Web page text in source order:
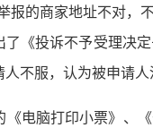
报的商家地址不对
《投诉不予受理决
不服，认为被申请
电脑打印小票》、